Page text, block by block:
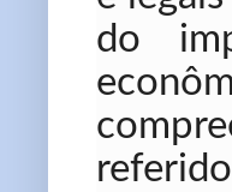
do